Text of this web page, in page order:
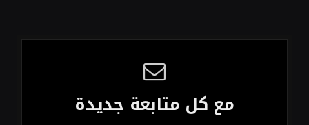
مع كل متابعة جديدة